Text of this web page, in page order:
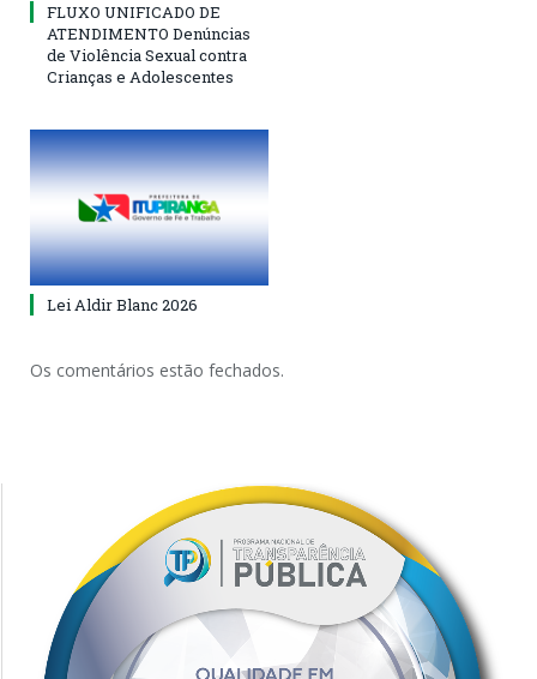
FLUXO UNIFICADO DE
ATENDIMENTO Denúncias
de Violência Sexual contra
Crianças e Adolescentes
Lei Aldir Blanc 2026
Os comentários estão fechados.